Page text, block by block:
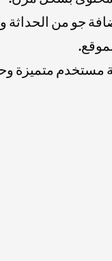
جو من
مستخدم متميزة